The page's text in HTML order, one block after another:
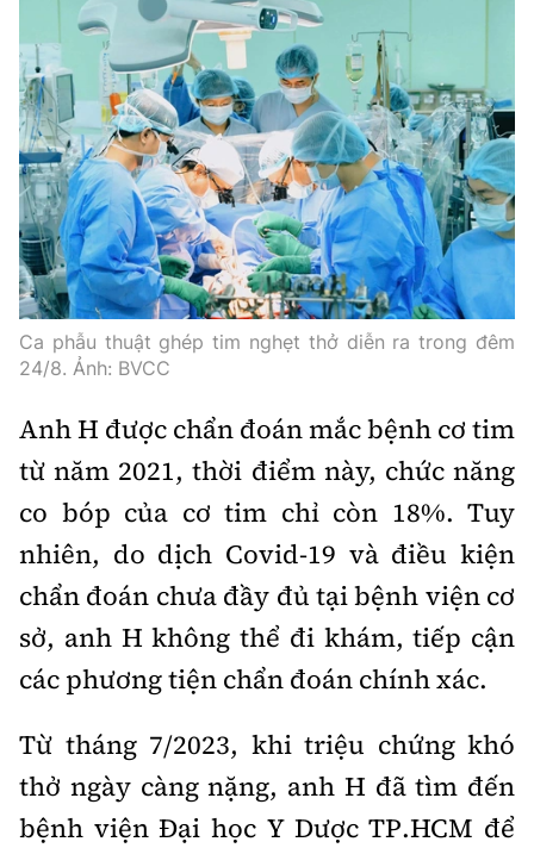
Ẩm thực
Camera giao thông
Câu chuyện giao thông
Giải trí - Thể thao
Cơ quan chủ quản: Bộ Xây dựng
Giấy phép số: 03/GP-BVHTTDL, cấp ngày 1/4/2025.
Tòa soạn: Số 2 Nguyễn Công Hoan, phường Giảng Võ,
Hà Nội.
Tổng biên tập:Nguyễn Thị Hồng Nga
Phó Tổng biên tập:Nguyễn Sơn Tùng,
Nguyễn Đức Thắng, La Đức Hùng
Hotline:
0901 514 799
0915 057 282
Email:bandoc@baoxaydung.vn
Cấm sao chép dưới mọi hình thức nếu không có sự
chấp thuận bằng văn bản.
Thông tin tòa
Ca phẫu thuật ghép tim nghẹt thở diễn ra trong đêm
24/8. Ảnh: BVCC
Anh H được chẩn đoán mắc bệnh cơ tim
từ năm 2021, thời điểm này, chức năng
co bóp của cơ tim chỉ còn 18%. Tuy
nhiên, do dịch Covid-19 và điều kiện
chẩn đoán chưa đầy đủ tại bệnh viện cơ
sở, anh H không thể đi khám, tiếp cận
các phương tiện chẩn đoán chính xác.
Từ tháng 7/2023, khi triệu chứng khó
thở ngày càng nặng, anh H đã tìm đến
bệnh viện Đại học Y Dược TP.HCM để